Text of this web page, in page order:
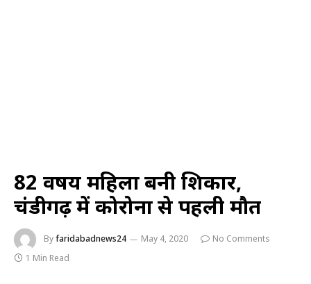
82 वर्षीय महिला बनी शिकार,
चंडीगढ़ में कोरोना से पहली मौत
Byfaridabadnews24 May 4, 2020
No Comments
1 Min Read